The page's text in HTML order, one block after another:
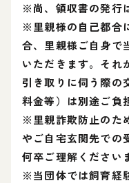
※尚、領収書の発行
※里親様の自己都合
合、里親様ご自身で
いただきます。それ
引き取りに伺う際の
料金等）は別途ご負
※里親詐欺防止のた
やご自宅玄関先での
何卒ご理解ください
※当団体では飼育経